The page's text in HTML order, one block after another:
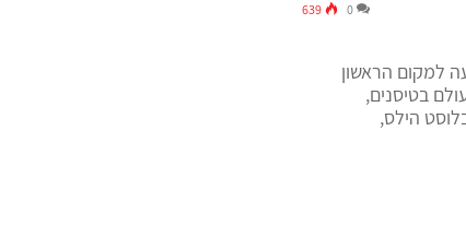
0
639
למקום הראשון
בטיסנים,
הילס,